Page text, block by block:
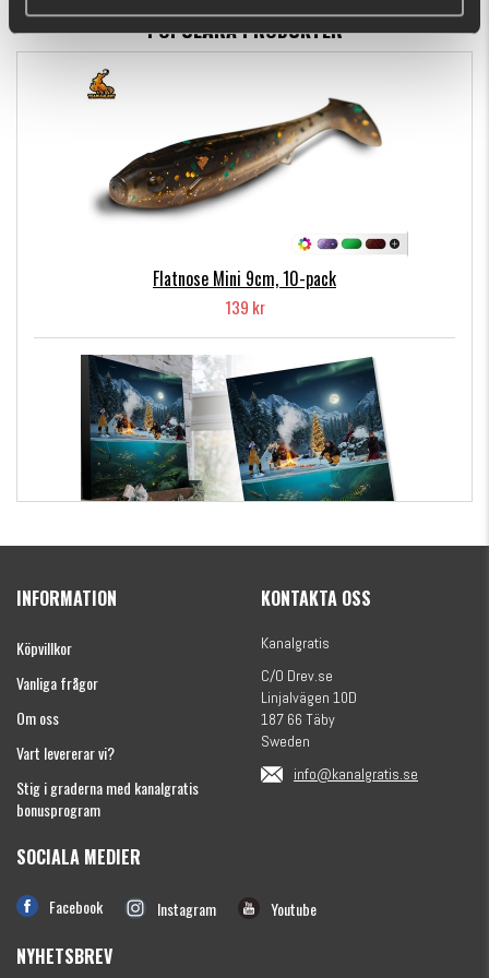
POPULÄRA PRODUKTER
Flatnose Mini 9cm, 10-pack
139 kr
(julkalender)
89 kr
INFORMATION
Köpvillkor
Vanliga frågor
Om oss
Vart levererar vi?
Stig i graderna med kanalgratis
bonusprogram
KONTAKTA OSS
Kanalgratis
C/O Drev.se
Linjalvägen 10D
187 66 Täby
Sweden
info@kanalgratis.se
SOCIALA MEDIER
Facebook Instagram Youtube
NYHETSBREV